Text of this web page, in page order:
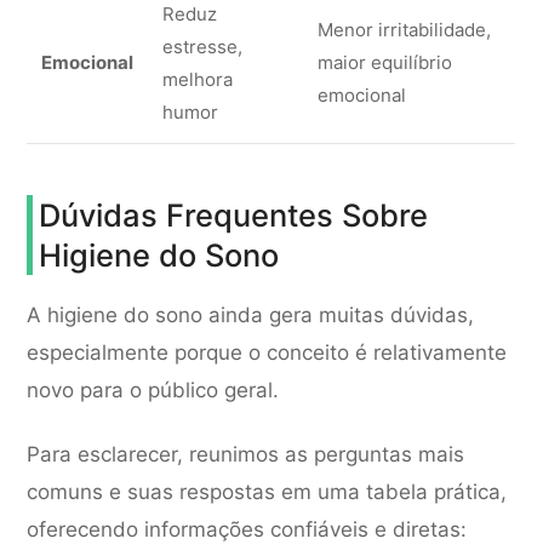
Emocional
Reduz
estresse,
melhora
humor
Menor irritabilidade,
maior equilíbrio
emocional
Dúvidas Frequentes Sobre
Higiene do Sono
A higiene do sono ainda gera muitas dúvidas,
especialmente porque o conceito é relativamente
novo para o público geral.
Para esclarecer, reunimos as perguntas mais
comuns e suas respostas em uma tabela prática,
oferecendo informações confiáveis e diretas: